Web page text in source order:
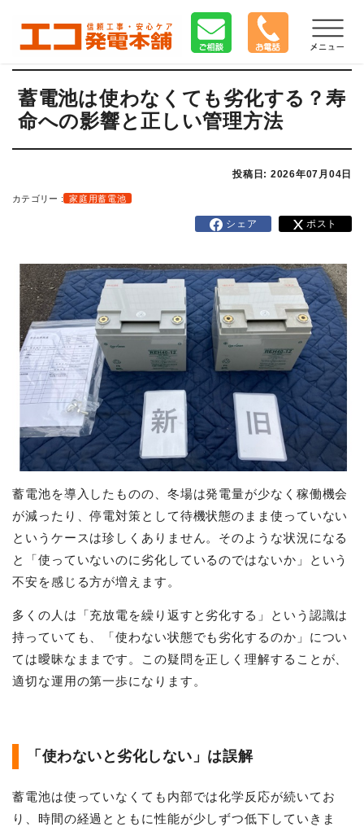
蓄電池は使わなくても劣化する？寿
命への影響と正しい管理方法
投稿日: 2026年07月04日
カテゴリー : 家庭用蓄電池
シェア ポスト
蓄電池を導入したものの、冬場は発電量が少なく稼働機会
が減ったり、停電対策として待機状態のまま使っていない
というケースは珍しくありません。そのような状況になる
と「使っていないのに劣化しているのではないか」という
不安を感じる方が増えます。
多くの人は「充放電を繰り返すと劣化する」という認識は
持っていても、「使わない状態でも劣化するのか」につい
ては曖昧なままです。この疑問を正しく理解することが、
適切な運用の第一歩になります。
「使わないと劣化しない」は誤解
蓄電池は使っていなくても内部では化学反応が続いてお
り、時間の経過とともに性能が少しずつ低下していきま